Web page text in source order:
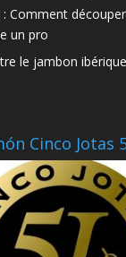
Comment
un pro
le jambon
Cinco Jotas